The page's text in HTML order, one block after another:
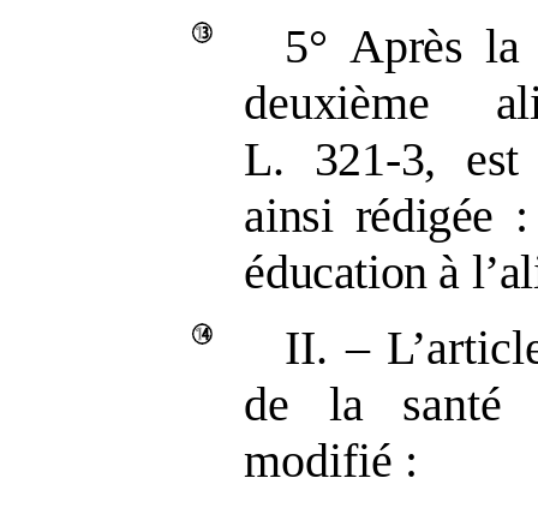
5° Après la
deuxième
L.
321‑3,
ainsi rédigée
éducation à
II. –
de la santé
modifié :